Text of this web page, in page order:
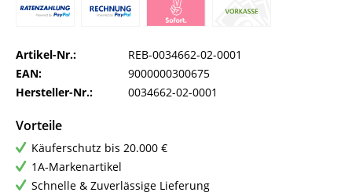
Artikel-Nr.:
REB-0034662-02-0001
EAN:
9000000300675
Hersteller-Nr.:
0034662-02-0001
Vorteile
Käuferschutz bis 20.000 €
1A-Markenartikel
Schnelle & Zuverlässige Lieferung